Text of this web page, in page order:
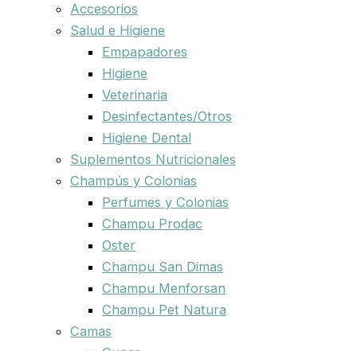
Accesorios
Salud e Higiene
Empapadores
Higiene
Veterinaria
Desinfectantes/Otros
Higiene Dental
Suplementos Nutricionales
Champús y Colonias
Perfumes y Colonias
Champu Prodac
Oster
Champu San Dimas
Champu Menforsan
Champu Pet Natura
Camas